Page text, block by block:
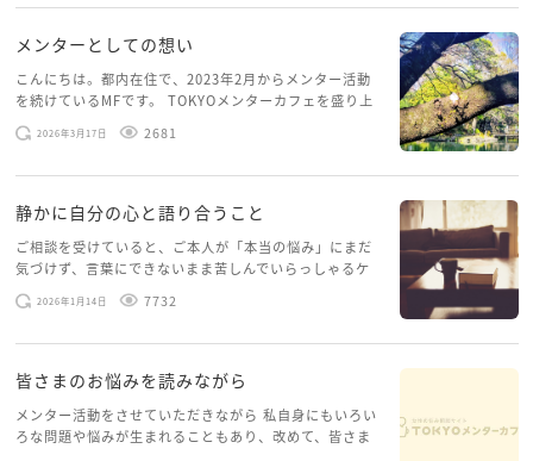
メンターとしての想い
こんにちは。都内在住で、2023年2月からメンター活動
を続けているMFです。 TOKYOメンターカフェを盛り上
げたいという想いから、勇気を出して初めてブログを投
稿してみようと思います。少し自分のことを書いてみま
2026年3月17日 2681
静かに自分の心と語り合うこと
ご相談を受けていると、ご本人が「本当の悩み」にまだ
気づけず、言葉にできないまま苦しんでいらっしゃるケ
ースがありますお悩みというのは、心の深いところ（深
層心理）に触れることで、まったく違う角度から解決の
2026年1月14日 7732
皆さまのお悩みを読みながら
メンター活動をさせていただきながら 私自身にもいろい
ろな問題や悩みが生まれることもあり、改めて、皆さま